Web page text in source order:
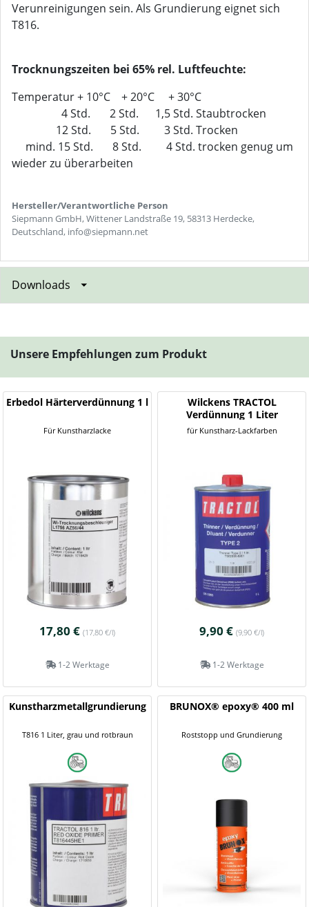
Verunreinigungen sein. Als Grundierung eignet sich
T816.
Trocknungszeiten bei 65% rel. Luftfeuchte:
Temperatur + 10°C + 20°C + 30°C
4 Std. 2 Std. 1,5 Std. Staubtrocken
12 Std. 5 Std. 3 Std. Trocken
mind. 15 Std. 8 Std. 4 Std. trocken genug um
wieder zu überarbeiten
Hersteller/Verantwortliche Person
Siepmann GmbH, Wittener Landstraße 19, 58313 Herdecke,
Deutschland, info@siepmann.net
Downloads
Unsere Empfehlungen zum Produkt
Erbedol Härterverdünnung 1 l
Für Kunstharzlacke
17,80 € (17,80 €/l)
1-2 Werktage
Wilckens TRACTOL
Verdünnung 1 Liter
für Kunstharz-Lackfarben
9,90 € (9,90 €/l)
1-2 Werktage
Kunstharzmetallgrundierung
T816 1 Liter, grau und rotbraun
BRUNOX® epoxy® 400 ml
Roststopp und Grundierung